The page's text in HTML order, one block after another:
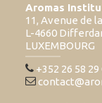
Aromas
11, Avenue de
L-4660
LUXEMBOURG
+352 26 58 29